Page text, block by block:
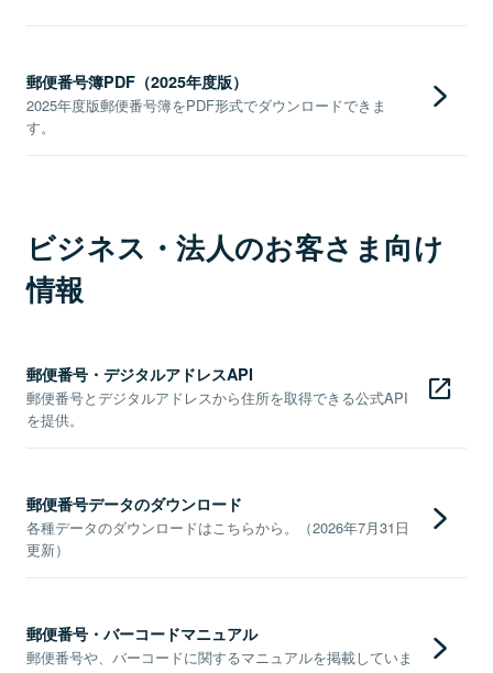
郵便番号簿PDF（2025年度版）
2025年度版郵便番号簿をPDF形式でダウンロードできま
す。
ビジネス・法人のお客さま向け
情報
郵便番号・デジタルアドレスAPI
郵便番号とデジタルアドレスから住所を取得できる公式API
を提供。
郵便番号データのダウンロード
各種データのダウンロードはこちらから。（2026年7月31日
更新）
郵便番号・バーコードマニュアル
郵便番号や、バーコードに関するマニュアルを掲載していま